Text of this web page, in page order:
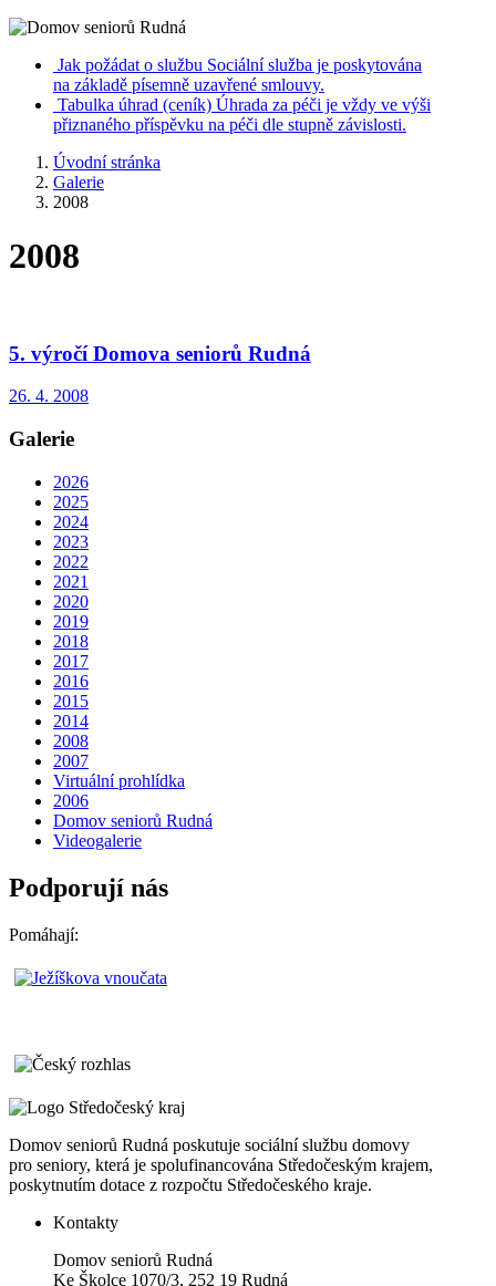
Jak požádat o službu Sociální služba je poskytována
na základě písemně uzavřené smlouvy.
Tabulka úhrad (ceník) Úhrada za péči je vždy ve výši
přiznaného příspěvku na péči dle stupně závislosti.
Úvodní stránka
Galerie
2008
2008
5. výročí Domova seniorů Rudná
26. 4. 2008
Galerie
2026
2025
2024
2023
2022
2021
2020
2019
2018
2017
2016
2015
2014
2008
2007
Virtuální prohlídka
2006
Domov seniorů Rudná
Videogalerie
Podporují nás
Pomáhají:
Domov seniorů Rudná poskutuje sociální službu domovy
pro seniory, která je spolufinancována Středočeským krajem,
poskytnutím dotace z rozpočtu Středočeského kraje.
Kontakty
Domov seniorů Rudná
Ke Školce 1070/3, 252 19 Rudná